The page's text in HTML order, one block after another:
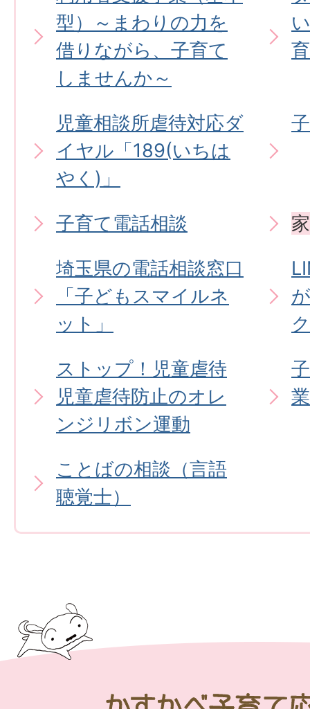
型）～まわりの力を
借りながら、子育て
しませんか～
児童相談所虐待対応ダ
イヤル「189(いちは
やく)」
子育て電話相談
埼玉県の電話相談窓口
「子どもスマイルネ
ット」
ストップ！児童虐待
児童虐待防止のオレ
ンジリボン運動
業
ことばの相談（言語
聴覚士）
か